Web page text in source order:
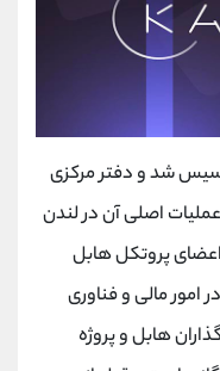
2022 تاسیس شد و دفتر مرکزی
عملیات اصلی آن در لندن
پروتکل هابل
مالی و فناوری
هابل و پروژه